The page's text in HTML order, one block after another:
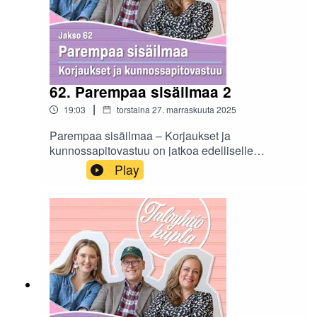
Tuomala. Asumisen hintaa avataan niin
omistusasujan kuin vuokralaisenkin
näkökulmasta.
62. Parempaa sisäilmaa 2
19:03 | torstaina 27. marraskuuta 2025
Parempaa sisäilmaa – Korjaukset ja
kunnossapitovastuu on jatkoa edelliselle
jaksolle, jossa käsiteltiin sisäilmaongelmien
tunnistamista.Jaksossa Taloyhtiökuplan Jonna,
vanhempi lakimies Minna Anttila ja Helsingin
kaupungin terveystarkastaja Raisa Iivari käyvät
läpi kuka korjaa löytyneet vauriot ja mitä asukas
voi tehdä, jos taloyhtiö ei ryhdy toimenpiteisiin.
Play